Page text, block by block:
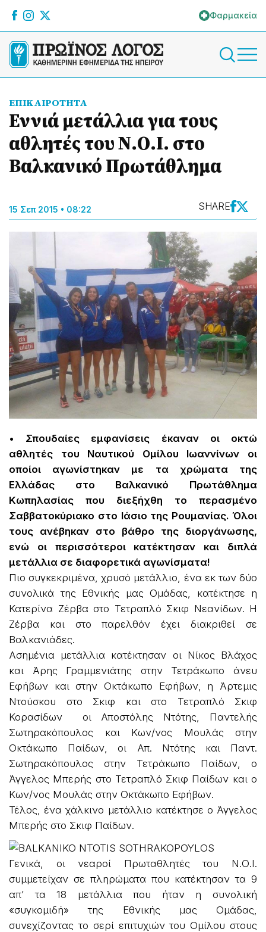
Φαρμακεία
ΕΠΙΚΑΙΡΟΤΗΤΑ
Εννιά μετάλλια για τους
αθλητές του Ν.Ο.Ι. στο
Βαλκανικό Πρωτάθλημα
15 Σεπ 2015 • 08:22 SHARE
• Σπουδαίες εμφανίσεις έκαναν οι οκτώ
αθλητές του Ναυτικού Ομίλου Ιωαννίνων οι
οποίοι αγωνίστηκαν με τα χρώματα της
Ελλάδας στο Βαλκανικό Πρωτάθλημα
Κωπηλασίας που διεξήχθη το περασμένο
Σαββατοκύριακο στο Ιάσιο της Ρουμανίας. Όλοι
τους ανέβηκαν στο βάθρο της διοργάνωσης,
ενώ οι περισσότεροι κατέκτησαν και διπλά
μετάλλια σε διαφορετικά αγωνίσματα!
Πιο συγκεκριμένα, χρυσό μετάλλιο, ένα εκ των δύο
συνολικά της Εθνικής μας Ομάδας, κατέκτησε η
Κατερίνα Ζέρβα στο Τετραπλό Σκιφ Νεανίδων. Η
Ζέρβα και στο παρελθόν έχει διακριθεί σε
Βαλκανιάδες.
Ασημένια μετάλλια κατέκτησαν οι Νίκος Βλάχος
και Άρης Γραμμενιάτης στην Τετράκωπο άνευ
Εφήβων και στην Οκτάκωπο Εφήβων, η Άρτεμις
Ντούσκου στο Σκιφ και στο Τετραπλό Σκιφ
Κορασίδων οι Αποστόλης Ντότης, Παντελής
Σωτηρακόπουλος και Κων/νος Μουλάς στην
Οκτάκωπο Παίδων, οι Απ. Ντότης και Παντ.
Σωτηρακόπουλος στην Τετράκωπο Παίδων, ο
Άγγελος Μπερής στο Τετραπλό Σκιφ Παίδων και ο
Κων/νος Μουλάς στην Οκτάκωπο Εφήβων.
Τέλος, ένα χάλκινο μετάλλιο κατέκτησε ο Άγγελος
Μπερής στο Σκιφ Παίδων.
Γενικά, οι νεαροί Πρωταθλητές του Ν.Ο.Ι.
συμμετείχαν σε πληρώματα που κατέκτησαν τα 9
απ’ τα 18 μετάλλια που ήταν η συνολική
«συγκομιδή» της Εθνικής μας Ομάδας,
συνεχίζοντας το σερί επιτυχιών του Ομίλου στους